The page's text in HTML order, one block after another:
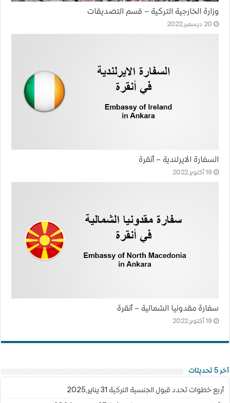
وزارة الخارجية التركية – قسم التصديقات
20 ديسمبر,2022
السفارة الايرلندية – أنقرة
19 أكتوبر,2022
سفارة مقدونيا الشمالية – أنقرة
19 أكتوبر,2022
آخر 5 تحديثات
أربع خطوات تحدد قبول الجنسية التركية 31 يناير,2025